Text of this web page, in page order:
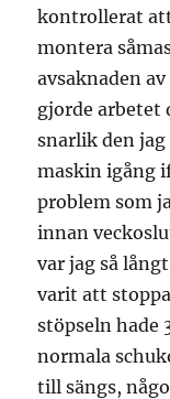
kontrollerat
montera
avsaknaden
gjorde arbetet
snarlik den jag
maskin igång
problem som
innan
var jag så
varit att
stöpseln hade
normala
till sängs,